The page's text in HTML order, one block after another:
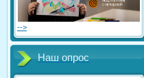
-->
Наш опрос